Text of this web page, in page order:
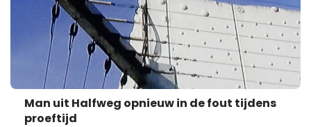
Man uit Halfweg opnieuw in de fout tijdens
proeftijd